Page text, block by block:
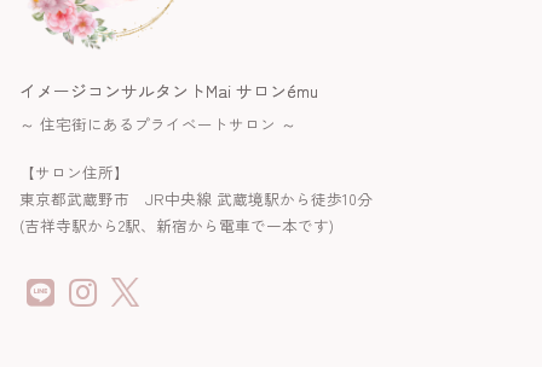
イメージコンサルタントMai サロンému
～ 住宅街にあるプライベートサロン ～
【サロン住所】
東京都武蔵野市 JR中央線 武蔵境駅から徒歩10分
(吉祥寺駅から2駅、新宿から電車で一本です)